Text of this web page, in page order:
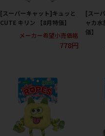
[スーパーキャット]キュッと
CUTE キリン 【8月特価】
メーカー希望小売価格
778円
[スー
ャカ
価】